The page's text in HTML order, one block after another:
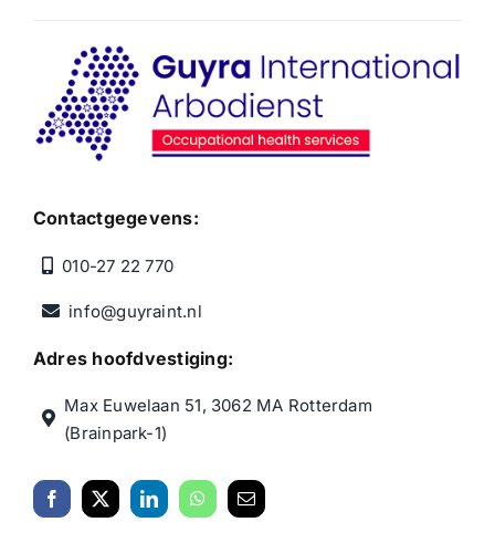
Contactgegevens:
010-27 22 770
info@guyraint.nl
Adres hoofdvestiging:
Max Euwelaan 51, 3062 MA Rotterdam
(Brainpark-1)